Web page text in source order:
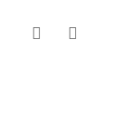
conținut